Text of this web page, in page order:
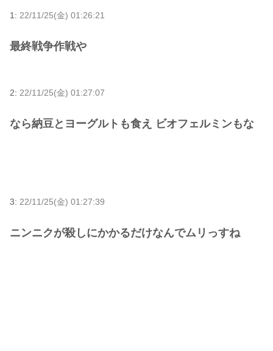
1: 22/11/25(金) 01:26:21
最終戦争作戦や
2: 22/11/25(金) 01:27:07
なら納豆とヨーグルトも食え ビオフェルミンもな
3: 22/11/25(金) 01:27:39
ニンニクが殺しにかかるだけなんでムリっすね